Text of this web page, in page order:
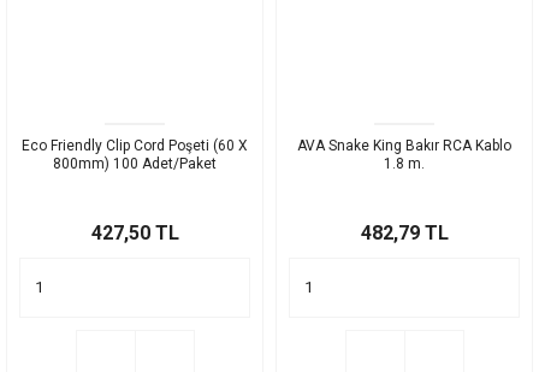
Eco Friendly Clip Cord Poşeti (60 X
800mm) 100 Adet/Paket
427,50 TL
AVA Snake King Bakır RCA Kablo
1.8 m.
482,79 TL